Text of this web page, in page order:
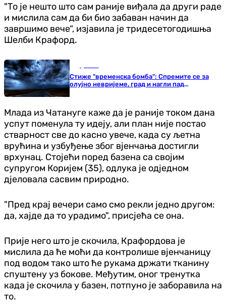
"То је нешто што сам раније виђала да други раде
и мислила сам да би био забаван начин да
завршимо вече“, изјавила је тридесетогодишња
Шелби Крафорд.
Стиже "временска бомба": Спремите се за
олујно невријеме, град и нагли пад
Млада из Чатануге каже да је раније током дана
успут поменула ту идеју, али план није постао
стварност све до касно увече, када су љетна
врућина и узбуђење због вјенчања достигли
врхунац. Стојећи поред базена са својим
супругом Коријем (35), одлука је одједном
дјеловала сасвим природно.
"Пред крај вечери само смо рекли једно другом:
да, хајде да то урадимо", присјећа се она.
Прије него што је скочила, Крафордова је
мислила да ће моћи да контролише вјенчаницу
под водом тако што ће рукама држати тканину
спуштену уз бокове. Међутим, оног тренутка
када је скочила у базен, потпуно је заборавила на
то.